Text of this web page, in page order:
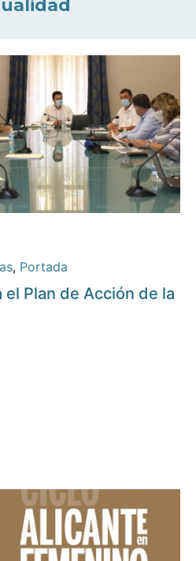
, Portada
el Plan de Acción de la